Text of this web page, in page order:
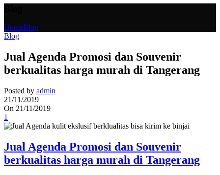
HomeBlog
Blog
Jual Agenda Promosi dan Souvenir
berkualitas harga murah di Tangerang
Posted by admin
21/11/2019
On 21/11/2019
1
Jual Agenda Promosi dan Souvenir
berkualitas harga murah di Tangerang